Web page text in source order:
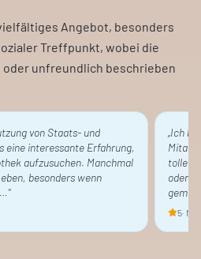
Angebot, besonders
Treffpunkt, wobei die
unfreundlich beschrieben
von Staats- und
eine interessante Erfahrung,
aufzusuchen. Manchmal
besonders wenn
"
„Ich
tolle
oder
5· N.